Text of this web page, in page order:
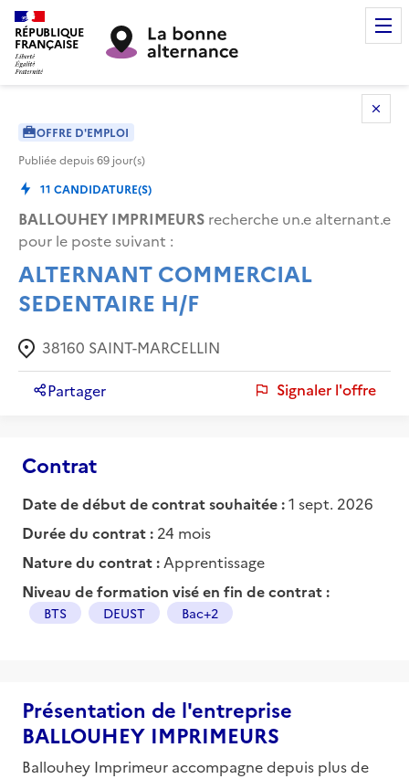
RÉPUBLIQUE
FRANÇAISE
OFFRE D'EMPLOI
Publiée depuis69 jour(s)
11 CANDIDATURE(S)
BALLOUHEY IMPRIMEURS recherche un.e alternant.e
pour le poste suivant :
ALTERNANT COMMERCIAL
SEDENTAIRE H/F
38160 SAINT-MARCELLIN
Partager Signaler l'offre
Contrat
Date de début de contrat souhaitée :1 sept. 2026
Durée du contrat : 24 mois
Nature du contrat : Apprentissage
Niveau de formation visé en fin de contrat :
BTS DEUST Bac+2
Présentation de l'entreprise
BALLOUHEY IMPRIMEURS
Ballouhey Imprimeur accompagne depuis plus de